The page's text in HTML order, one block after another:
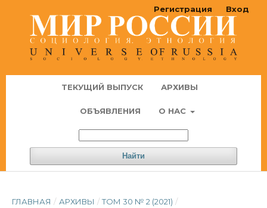
ТЕКУЩИЙ ВЫПУСК АРХИВЫ
ОБЪЯВЛЕНИЯ О НАС
Найти
Регистрация Вход
ГЛАВНАЯ / АРХИВЫ / ТОМ 30 № 2 (2021) /